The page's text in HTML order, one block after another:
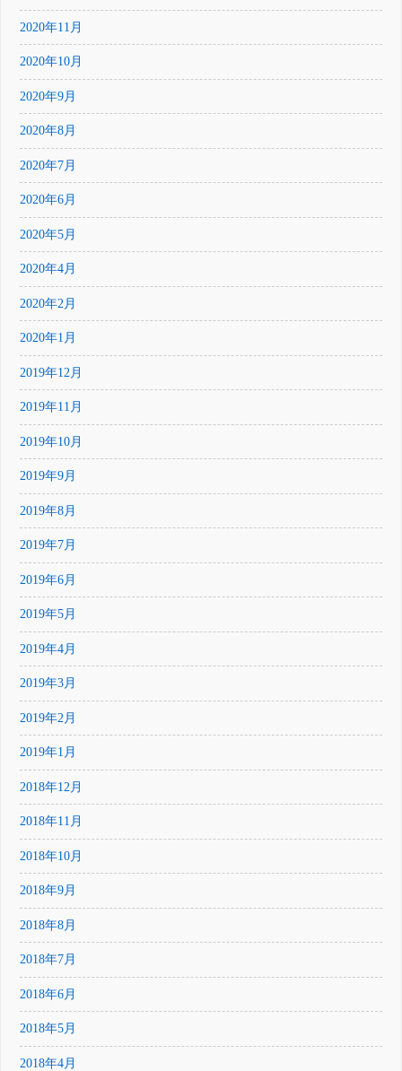
2020年11月
2020年10月
2020年9月
2020年8月
2020年7月
2020年6月
2020年5月
2020年4月
2020年2月
2020年1月
2019年12月
2019年11月
2019年10月
2019年9月
2019年8月
2019年7月
2019年6月
2019年5月
2019年4月
2019年3月
2019年2月
2019年1月
2018年12月
2018年11月
2018年10月
2018年9月
2018年8月
2018年7月
2018年6月
2018年5月
2018年4月